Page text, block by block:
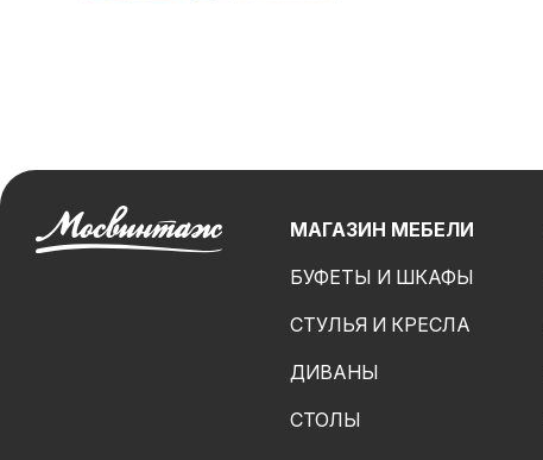
МАГАЗИН МЕБЕЛИ
БУФЕТЫ И ШКАФЫ
СТУЛЬЯ И КРЕСЛА
ДИВАНЫ
СТОЛЫ